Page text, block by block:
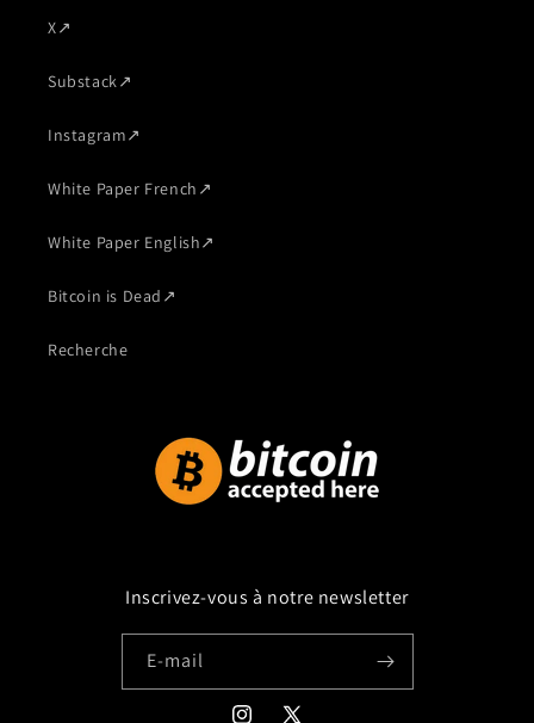
X↗
Substack↗
Instagram↗
White Paper French ↗
White Paper English↗
Bitcoin is Dead ↗
Recherche
Inscrivez-vous à notre newsletter
E-mail